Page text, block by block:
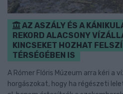
AZ ASZÁLY ÉS A
REKORD ALACSONY
KINCSEKET HOZHAT
TÉRSÉGÉBEN IS
A Rómer Flóris Múzeum arra kéri a
horgászokat, hogy ha régészeti